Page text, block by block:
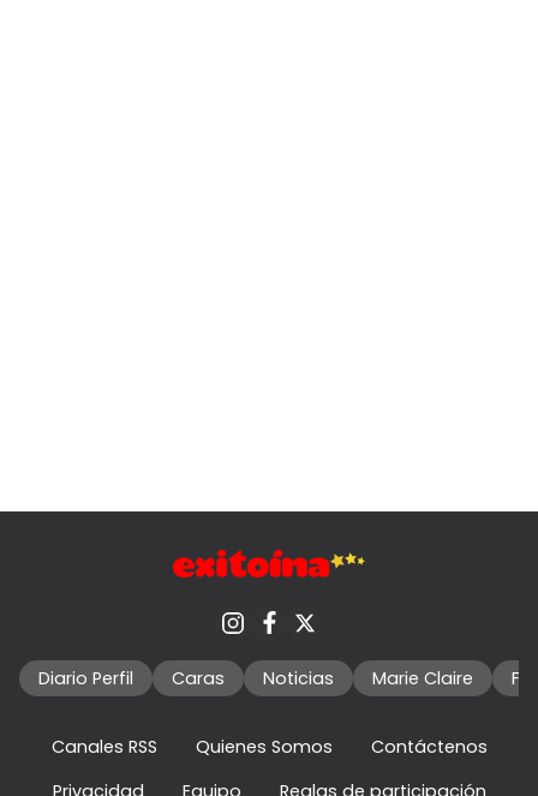
Diario Perfil Caras Noticias Marie Claire
Canales RSS Quienes Somos
Contáctenos
Privacidad
Equipo Reglas de participación